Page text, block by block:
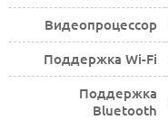
Видеопроцессор
Поддержка Wi-Fi
Поддержка
Bluetooth